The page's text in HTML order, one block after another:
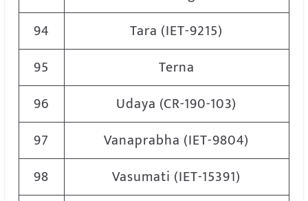
94
Tara (IET-9215)
95
Terna
96
Udaya (CR-190-103)
97
Vanaprabha (IET-9804)
98
Vasumati (IET-15391)